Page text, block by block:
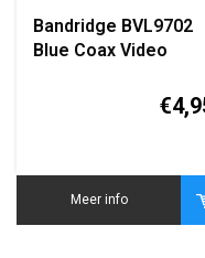
Bandridge BVL9702
Blue Coax Video
Meer info